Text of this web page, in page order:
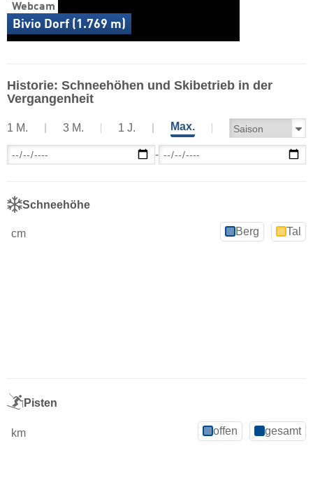
Webcam
Bivio Dorf (1.769 m)
Historie: Schneehöhen und Skibetrieb in der
Vergangenheit
1 M. 3 M. 1 J. Max.
-
Schneehöhe
cm Berg Tal
Pisten
km offen gesamt